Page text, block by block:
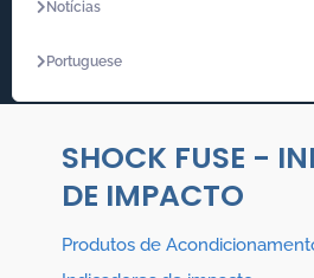
Notícias
Portuguese
SHOCK FUSE -
DE IMPACTO
Produtos de